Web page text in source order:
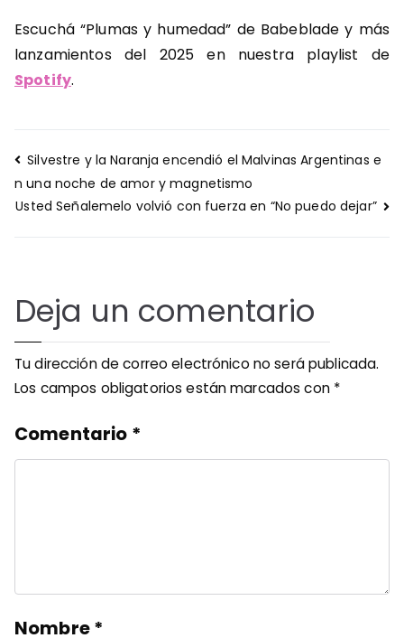
Escuchá “Plumas y humedad” de Babeblade y más
lanzamientos del 2025 en nuestra playlist de
Spotify.
Navegación
de
entradas
Silvestre y la Naranja encendió el Malvinas Argentinas e
n una noche de amor y magnetismo
Usted Señalemelo volvió con fuerza en “No puedo dejar”
Deja un comentario
Tu dirección de correo electrónico no será publicada.
Los campos obligatorios están marcados con *
Comentario *
Nombre*